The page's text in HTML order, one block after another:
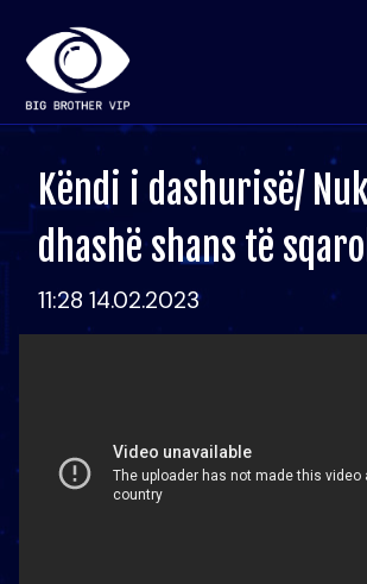
Këndi i dashurisë/
dhashë shans të
11:28 14.02.2023